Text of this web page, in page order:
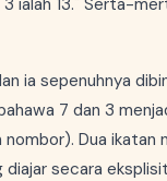
ialah 13." Serta-
ia sepenuhnya
7 dan 3
Dua ikatan
secara